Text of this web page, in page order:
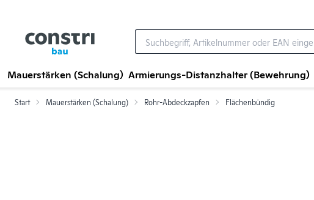
Mauerstärken (Schalung) Armierungs-Distanzhalter (Bewehrung)
Start Mauerstärken (Schalung) Rohr-Abdeckzapfen Flächenbündig